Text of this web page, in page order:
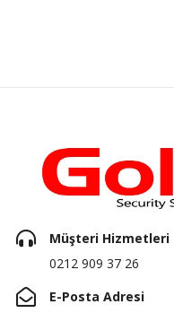
Müşteri Hizmetleri
0212 909 37 26
E-Posta Adresi